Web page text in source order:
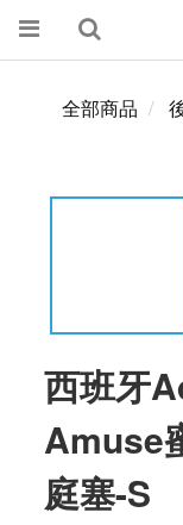
全部商品
西班牙
Amuse
庭塞-S